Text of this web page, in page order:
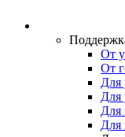
От
От
Для
Для
Для
Для